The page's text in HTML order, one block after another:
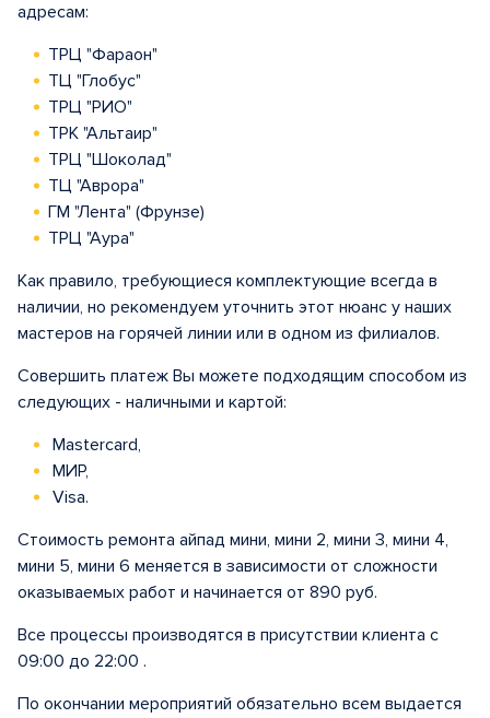
адресам:
ТРЦ "Фараон"
ТЦ "Глобус"
ТРЦ "РИО"
ТРК "Альтаир"
ТРЦ "Шоколад"
ТЦ "Аврора"
ГМ "Лента" (Фрунзе)
ТРЦ "Аура"
Как правило, требующиеся комплектующие всегда в
наличии, но рекомендуем уточнить этот нюанс у наших
мастеров на горячей линии или в одном из филиалов.
Совершить платеж Вы можете подходящим способом из
следующих - наличными и картой:
Mastercard,
МИР,
Visa.
Стоимость ремонта айпад мини, мини 2, мини 3, мини 4,
мини 5, мини 6 меняется в зависимости от сложности
оказываемых работ и начинается от 890 руб.
Все процессы производятся в присутствии клиента с
09:00 до 22:00 .
По окончании мероприятий обязательно всем выдается